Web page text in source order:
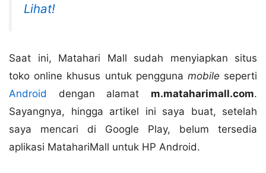
Lihat!
Saat ini, Matahari Mall sudah menyiapkan situs
toko online khusus untuk pengguna mobile seperti
Android dengan alamat m.mataharimall.com.
Sayangnya, hingga artikel ini saya buat, setelah
saya mencari di Google Play, belum tersedia
aplikasi MatahariMall untuk HP Android.